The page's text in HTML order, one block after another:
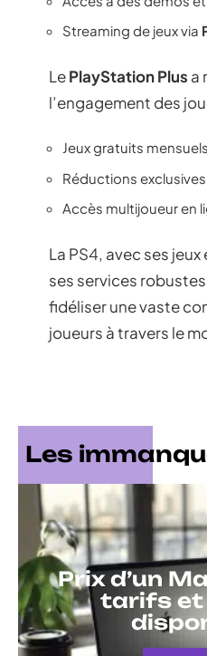
Streaming de jeux via
LePlayStation Plus a
l’engagement des
Jeux gratuits mensuels
Réductions exclusives
Accès multijoueur en
La PS4, avec ses
ses services
fidéliser une vaste
joueurs à travers le
Les
Prix d’un
tarifs et